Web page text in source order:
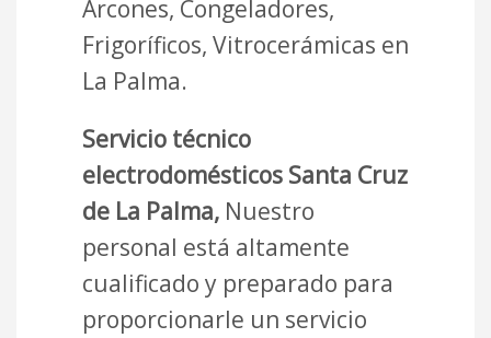
Arcones, Congeladores,
Frigoríficos, Vitrocerámicas en
La Palma.
Servicio técnico
electrodomésticos Santa Cruz
de La Palma, Nuestro
personal está altamente
cualificado y preparado para
proporcionarle un servicio